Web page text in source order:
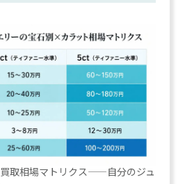
取相場マトリクス——自分のジュ